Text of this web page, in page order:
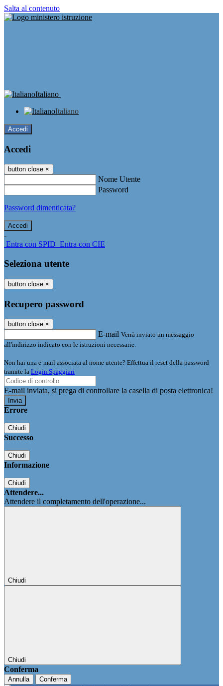
Salta al contenuto
Italiano
Italiano
Accedi
Accedi
button close ×
Nome Utente
Password
Password dimenticata?
-
Entra con SPID Entra con CIE
Seleziona utente
button close ×
Recupero password
button close ×
E-mail Verrà inviato un messaggio
all'indirizzo indicato con le istruzioni necessarie.
Non hai una e-mail associata al nome utente? Effettua il reset della password
tramite la Login Spaggiari
E-mail inviata, si prega di controllare la casella di posta elettronica!
Errore
Chiudi
Successo
Chiudi
Informazione
Chiudi
Attendere...
Attendere il completamento dell'operazione...
Chiudi
Chiudi
Conferma
Annulla Conferma